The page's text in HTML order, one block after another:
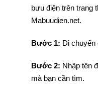
bưu điện trên trang
Mabuudien.net.
Bước 1: Di chuyển
Bước 2: Nhập tên
mà bạn cần tìm.